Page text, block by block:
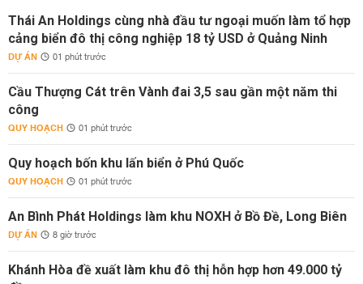
Thái An Holdings cùng nhà đầu tư ngoại muốn làm tổ hợp
cảng biển đô thị công nghiệp 18 tỷ USD ở Quảng Ninh
DỰ ÁN 01 phút trước
Cầu Thượng Cát trên Vành đai 3,5 sau gần một năm thi
công
QUY HOẠCH 01 phút trước
Quy hoạch bốn khu lấn biển ở Phú Quốc
QUY HOẠCH 01 phút trước
An Bình Phát Holdings làm khu NOXH ở Bồ Đề, Long Biên
DỰ ÁN 8 giờ trước
Khánh Hòa đề xuất làm khu đô thị hỗn hợp hơn 49.000 tỷ